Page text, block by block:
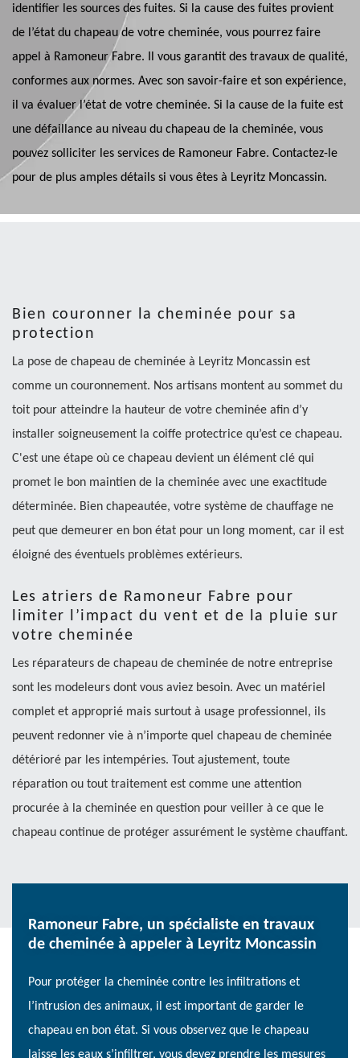
identifier les sources des fuites. Si la cause des fuites provient
de l’état du chapeau de votre cheminée, vous pourrez faire
appel à Ramoneur Fabre. Il vous garantit des travaux de qualité,
conformes aux normes. Avec son savoir-faire et son expérience,
il va évaluer l’état de votre cheminée. Si la cause de la fuite est
une défaillance au niveau du chapeau de la cheminée, vous
pouvez solliciter les services de Ramoneur Fabre. Contactez-le
pour de plus amples détails si vous êtes à Leyritz Moncassin.
Bien couronner la cheminée pour sa
protection
La pose de chapeau de cheminée à Leyritz Moncassin est
comme un couronnement. Nos artisans montent au sommet du
toit pour atteindre la hauteur de votre cheminée afin d’y
installer soigneusement la coiffe protectrice qu’est ce chapeau.
C'est une étape où ce chapeau devient un élément clé qui
promet le bon maintien de la cheminée avec une exactitude
déterminée. Bien chapeautée, votre système de chauffage ne
peut que demeurer en bon état pour un long moment, car il est
éloigné des éventuels problèmes extérieurs.
Les atriers de Ramoneur Fabre pour
limiter l’impact du vent et de la pluie sur
votre cheminée
Les réparateurs de chapeau de cheminée de notre entreprise
sont les modeleurs dont vous aviez besoin. Avec un matériel
complet et approprié mais surtout à usage professionnel, ils
peuvent redonner vie à n’importe quel chapeau de cheminée
détérioré par les intempéries. Tout ajustement, toute
réparation ou tout traitement est comme une attention
procurée à la cheminée en question pour veiller à ce que le
chapeau continue de protéger assurément le système chauffant.
Ramoneur Fabre, un spécialiste en travaux
de cheminée à appeler à Leyritz Moncassin
Pour protéger la cheminée contre les infiltrations et
l’intrusion des animaux, il est important de garder le
chapeau en bon état. Si vous observez que le chapeau
laisse les eaux s’infiltrer, vous devez prendre les mesures